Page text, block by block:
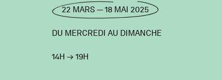
22 MARS — 18 MAI 2025
DU MERCREDI AU DIMANCHE
14H → 19H